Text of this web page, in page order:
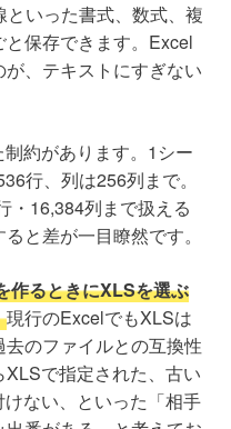
いった書式、数式、複
保存できます。Excel
、テキストにすぎない
約があります。1シー
行、列は256列まで。
・16,384列まで扱える
と差が一目瞭然です。
作るときにXLSを選ぶ
現行のExcelでもXLSは
のファイルとの互換性
で指定された、古い
ない、といった「相手